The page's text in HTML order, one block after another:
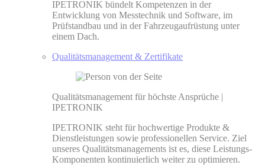
IPETRONIK bündelt Kompetenzen in der
Entwicklung von Messtechnik und Software, im
Prüfstandbau und in der Fahrzeugaufrüstung unter
einem Dach.
Qualitätsmanagement & Zertifikate
Qualitätsmanagement für höchste Ansprüche |
IPETRONIK
IPETRONIK steht für hochwertige Produkte &
Dienstleistungen sowie professionellen Service. Ziel
unseres Qualitätsmanagements ist es, diese Leistungs-
Komponenten kontinuierlich weiter zu optimieren.